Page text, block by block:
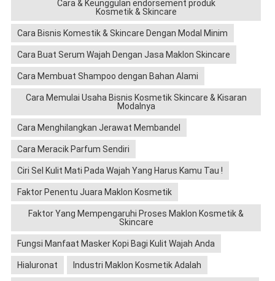
Cara & Keunggulan endorsement produk
Kosmetik & Skincare
Cara Bisnis Komestik & Skincare Dengan Modal Minim
Cara Buat Serum Wajah Dengan Jasa Maklon Skincare
Cara Membuat Shampoo dengan Bahan Alami
Cara Memulai Usaha Bisnis Kosmetik Skincare & Kisaran
Modalnya
Cara Menghilangkan Jerawat Membandel
Cara Meracik Parfum Sendiri
Ciri Sel Kulit Mati Pada Wajah Yang Harus Kamu Tau !
Faktor Penentu Juara Maklon Kosmetik
Faktor Yang Mempengaruhi Proses Maklon Kosmetik &
Skincare
Fungsi Manfaat Masker Kopi Bagi Kulit Wajah Anda
Hialuronat Industri Maklon Kosmetik Adalah